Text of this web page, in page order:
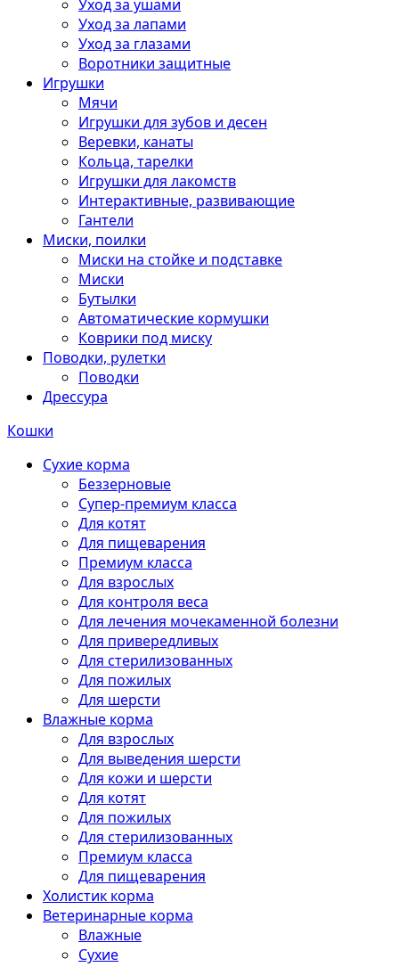
Уход за ушами
Уход за лапами
Уход за глазами
Воротники защитные
Игрушки
Мячи
Игрушки для зубов и десен
Веревки, канаты
Кольца, тарелки
Игрушки для лакомств
Интерактивные, развивающие
Гантели
Миски, поилки
Миски на стойке и подставке
Миски
Бутылки
Автоматические кормушки
Коврики под миску
Поводки, рулетки
Поводки
Дрессура
Кошки
Сухие корма
Беззерновые
Супер-премиум класса
Для котят
Для пищеварения
Премиум класса
Для взрослых
Для контроля веса
Для лечения мочекаменной болезни
Для привередливых
Для стерилизованных
Для пожилых
Для шерсти
Влажные корма
Для взрослых
Для выведения шерсти
Для кожи и шерсти
Для котят
Для пожилых
Для стерилизованных
Премиум класса
Для пищеварения
Холистик корма
Ветеринарные корма
Влажные
Сухие